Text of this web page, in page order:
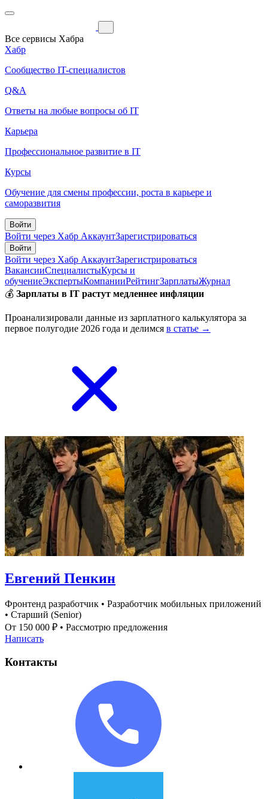
Все сервисы Хабра
Хабр
Сообщество IT-специалистов
Q&A
Ответы на любые вопросы об IT
Карьера
Профессиональное развитие в IT
Курсы
Обучение для смены профессии, роста в карьере и
саморазвития
Войти
Войти через Хабр АккаунтЗарегистрироваться
Войти
Войти через Хабр АккаунтЗарегистрироваться
ВакансииСпециалистыКурсы и
обучениеЭкспертыКомпанииРейтингЗарплатыЖурнал
💰 Зарплаты в IT растут медленнее инфляции
Проанализировали данные из зарплатного калькулятора за
первое полугодие 2026 года и делимся в статье →
Евгений Пенкин
Фронтенд разработчик • Разработчик мобильных приложений
• Старший (Senior)
От 150 000 ₽ • Рассмотрю предложения
Написать
Контакты